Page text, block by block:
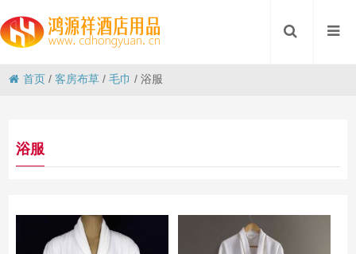
首页 /客房布草 /毛巾 /浴服
浴服